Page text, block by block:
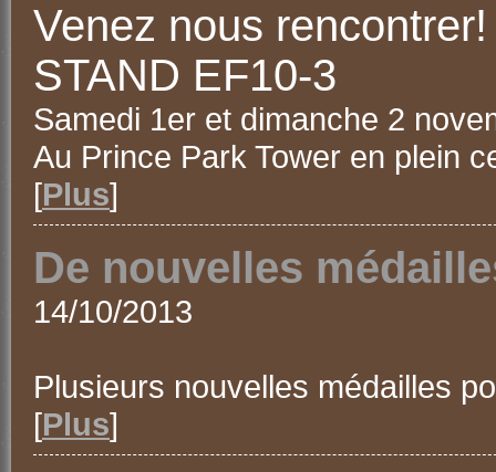
Venez nous rencontrer!
STAND EF10-3
Samedi 1er et dimanche 2
Au Prince Park Tower en plein
[Plus]
De nouvelles
14/10/2013
Plusieurs nouvelles médailles
[Plus]